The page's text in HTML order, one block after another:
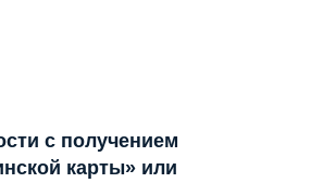
с получением
карты» или